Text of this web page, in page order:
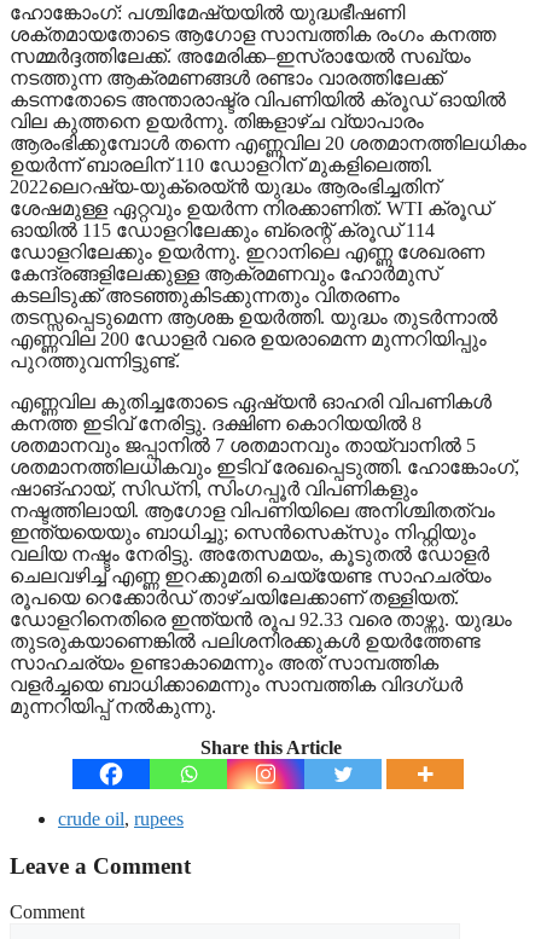
ഹോങ്കോംഗ്: പശ്ചിമേഷ്യയിൽ യുദ്ധഭീഷണി
ശക്തമായതോടെ ആഗോള സാമ്പത്തിക രംഗം കനത്ത
സമ്മർദ്ദത്തിലേക്ക്. അമേരിക്ക–ഇസ്രായേൽ സഖ്യം
നടത്തുന്ന ആക്രമണങ്ങൾ രണ്ടാം വാരത്തിലേക്ക്
കടന്നതോടെ അന്താരാഷ്ട്ര വിപണിയിൽ ക്രൂഡ് ഓയിൽ
വില കുത്തനെ ഉയർന്നു. തിങ്കളാഴ്ച വ്യാപാരം
ആരംഭിക്കുമ്പോൾ തന്നെ എണ്ണവില 20 ശതമാനത്തിലധികം
ഉയർന്ന് ബാരലിന് 110 ഡോളറിന് മുകളിലെത്തി.
2022ലെറഷ്യ-യുക്രെയ്ൻ യുദ്ധം ആരംഭിച്ചതിന്
ശേഷമുള്ള ഏറ്റവും ഉയർന്ന നിരക്കാണിത്. WTI ക്രൂഡ്
ഓയിൽ 115 ഡോളറിലേക്കും ബ്രെന്റ് ക്രൂഡ് 114
ഡോളറിലേക്കും ഉയർന്നു. ഇറാനിലെ എണ്ണ ശേഖരണ
കേന്ദ്രങ്ങളിലേക്കുള്ള ആക്രമണവും ഹോർമുസ്
കടലിടുക്ക് അടഞ്ഞുകിടക്കുന്നതും വിതരണം
തടസ്സപ്പെടുമെന്ന ആശങ്ക ഉയർത്തി. യുദ്ധം തുടർന്നാൽ
എണ്ണവില 200 ഡോളർ വരെ ഉയരാമെന്ന മുന്നറിയിപ്പും
പുറത്തുവന്നിട്ടുണ്ട്.
എണ്ണവില കുതിച്ചതോടെ ഏഷ്യൻ ഓഹരി വിപണികൾ
കനത്ത ഇടിവ് നേരിട്ടു. ദക്ഷിണ കൊറിയയിൽ 8
ശതമാനവും ജപ്പാനിൽ 7 ശതമാനവും തായ്‌വാനിൽ 5
ശതമാനത്തിലധികവും ഇടിവ് രേഖപ്പെടുത്തി. ഹോങ്കോംഗ്,
ഷാങ്ഹായ്, സിഡ്നി, സിംഗപ്പൂർ വിപണികളും
നഷ്ടത്തിലായി. ആഗോള വിപണിയിലെ അനിശ്ചിതത്വം
ഇന്ത്യയെയും ബാധിച്ചു; സെൻസെക്സും നിഫ്റ്റിയും
വലിയ നഷ്ടം നേരിട്ടു. അതേസമയം, കൂടുതൽ ഡോളർ
ചെലവഴിച്ച് എണ്ണ ഇറക്കുമതി ചെയ്യേണ്ട സാഹചര്യം
രൂപയെ റെക്കോർഡ് താഴ്ചയിലേക്കാണ് തള്ളിയത്.
ഡോളറിനെതിരെ ഇന്ത്യൻ രൂപ 92.33 വരെ താഴ്ന്നു. യുദ്ധം
തുടരുകയാണെങ്കിൽ പലിശനിരക്കുകൾ ഉയർത്തേണ്ട
സാഹചര്യം ഉണ്ടാകാമെന്നും അത് സാമ്പത്തിക
വളർച്ചയെ ബാധിക്കാമെന്നും സാമ്പത്തിക വിദഗ്ധർ
മുന്നറിയിപ്പ് നൽകുന്നു.
Share this Article
crude oil, rupees
Leave a Comment
Comment